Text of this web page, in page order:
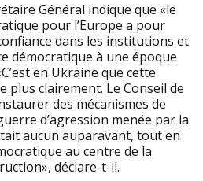
Général indique que «le
pour l’Europe a pour
dans les institutions et
démocratique à une époque
en Ukraine que cette
plus clairement. Le Conseil de
des mécanismes de
d’agression menée par la
aucun auparavant, tout en
au centre de la
déclare-t-il.